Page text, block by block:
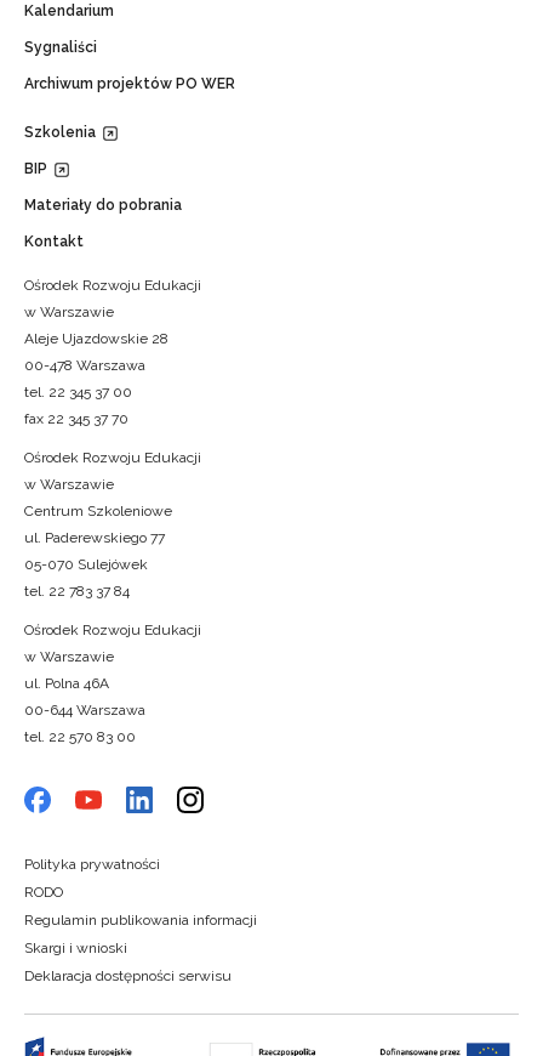
Kalendarium
Sygnaliści
Archiwum projektów PO WER
Szkolenia
BIP
Materiały do pobrania
Kontakt
Ośrodek Rozwoju Edukacji
w Warszawie
Aleje Ujazdowskie 28
00-478 Warszawa
tel. 22 345 37 00
fax 22 345 37 70
Ośrodek Rozwoju Edukacji
w Warszawie
Centrum Szkoleniowe
ul. Paderewskiego 77
05-070 Sulejówek
tel. 22 783 37 84
Ośrodek Rozwoju Edukacji
w Warszawie
ul. Polna 46A
00-644 Warszawa
tel. 22 570 83 00
Polityka prywatności
RODO
Regulamin publikowania informacji
Skargi i wnioski
Deklaracja dostępności serwisu